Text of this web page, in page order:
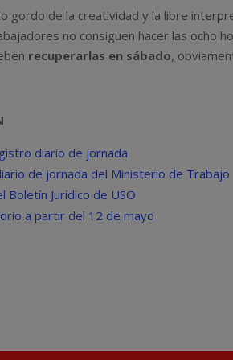
gordo de la creatividad y la libre
no consiguen hacer las ocho
recuperarlas en sábado,
diario de jornada
de jornada del Ministerio de Trabajo
Boletín Jurídico de USO
a partir del 12 de mayo